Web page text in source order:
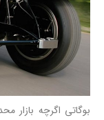
بوگاتی اگرچه بازار